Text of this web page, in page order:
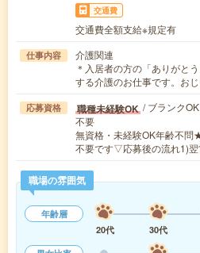
交通費
交通費全額支給※規定有
仕事内容
介護関連
＊入居者の方の「ありがと
する介護のお仕事です。お
応募資格 職種未経験OK / ブランク
不要
無資格・未経験OK年齢不
不要です▽応募後の流れ1)
職場の雰囲気
年齢層
20代
30代